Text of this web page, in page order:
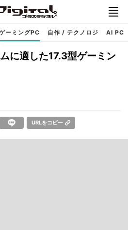
ーミングPC 自作 / テクノロジ AI PC
に適した17.3型ゲーミン
URLをコピー